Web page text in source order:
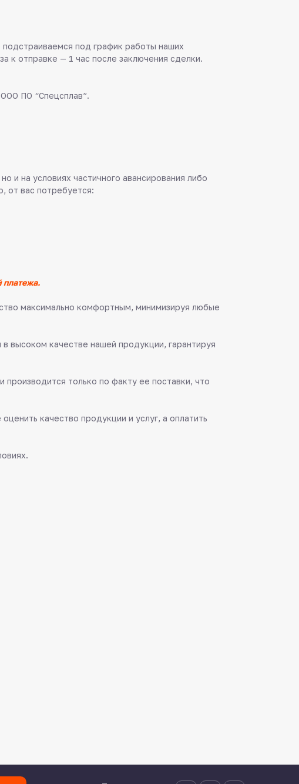
под график работы наших
к отправке — 1 час после заключения сделки.
ПО “Спецсплав”.
и на условиях частичного авансирования либо
от вас потребуется:
платежа.
максимально комфортным, минимизируя любые
высоком качестве нашей продукции, гарантируя
только по факту ее поставки, что
качество продукции и услуг, а оплатить